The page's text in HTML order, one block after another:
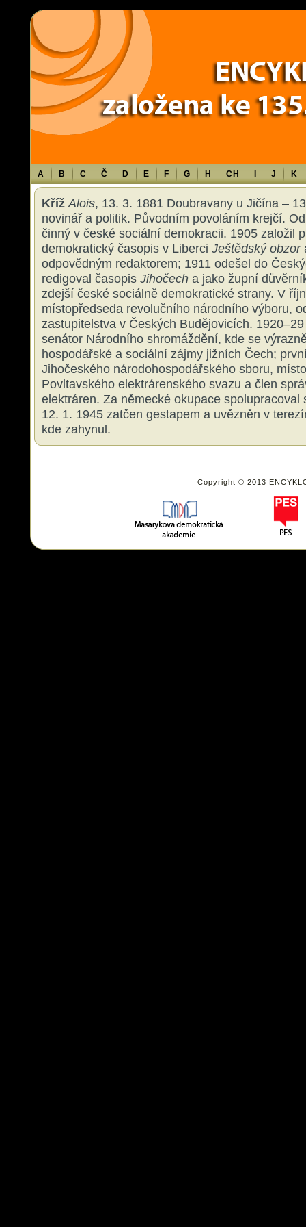
Warning: Use of undefined constant TXT - assumed 'TXT' (this will throw
content/themes/sablona/functions.php
A B C Č D E F G H CH J K
Kříž Alois, 13. 3. 1881 Doubravany u Jičína –
novinář a politik. Původním povoláním krejčí.
činný v české sociální demokracii. 1905 založil
demokratický časopis v Liberci Ještědský obzor
odpovědným redaktorem; 1911 odešel do
redigoval časopis Jihočech a jako župní
zdejší české sociálně demokratické strany. V
místopředseda revolučního národního výboru,
zastupitelstva v Českých Budějovicích.
senátor Národního shromáždění, kde se
hospodářské a sociální zájmy jižních Čech;
Jihočeského národohospodářského sboru,
Povltavského elektrárenského svazu a člen
elektráren. Za německé okupace spolupracoval
12. 1. 1945 zatčen gestapem a uvězněn v
kde zahynul.
Copyright © 2013